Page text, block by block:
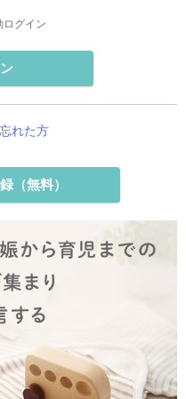
ログイン
れた方
（無料）